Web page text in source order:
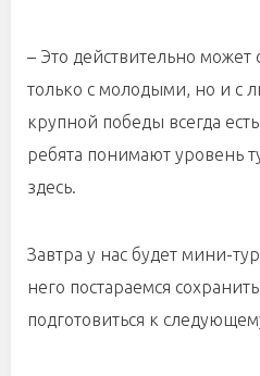
– Это действительно может
только с молодыми, но и с
крупной победы всегда
ребята понимают уровень
здесь.
Завтра у нас будет мини-
него постараемся
подготовиться к